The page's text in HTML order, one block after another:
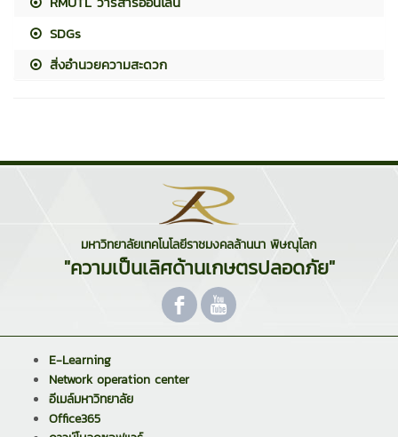
SDGs
สิ่งอำนวยความสะดวก
มหาวิทยาลัยเทคโนโลยีราชมงคลล้านนา พิษณุโลก
"ความเป็นเลิศด้านเกษตรปลอดภัย"
E-Learning
Network operation center
อีเมล์มหาวิทยาลัย
Office365